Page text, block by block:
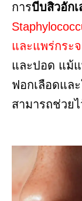
การบีบสิวอักเ
และแพร่กระ
และปอด แม้
ฟอกเลือดแล
สามารถช่วยไ